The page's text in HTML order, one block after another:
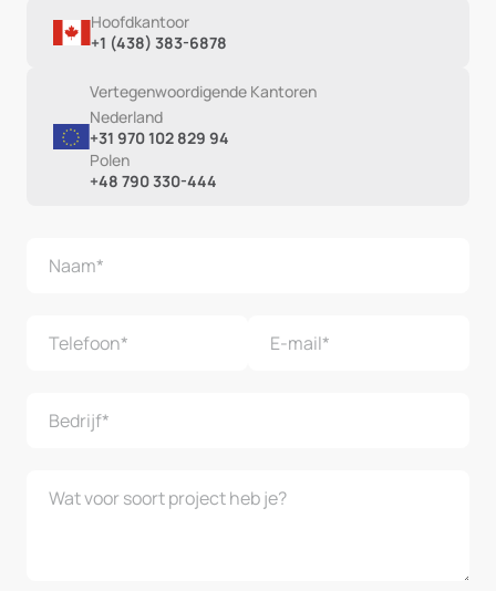
Hoofdkantoor
+1 (438) 383-6878
Vertegenwoordigende Kantoren
Nederland
+31 970 102 829 94
Polen
+48 790 330-444